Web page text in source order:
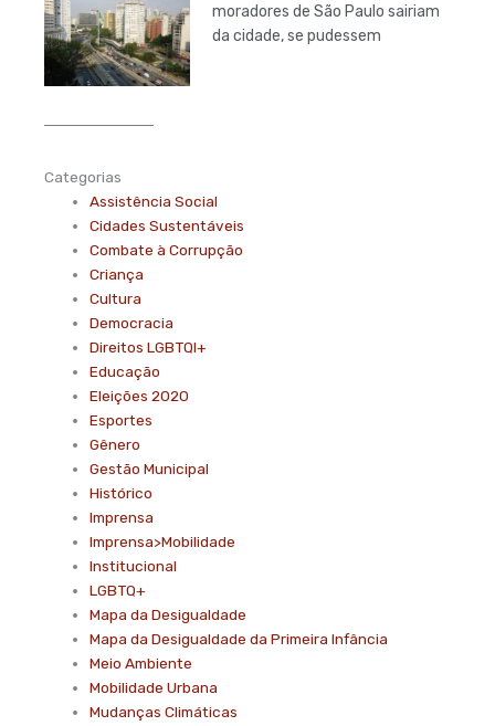
moradores de São Paulo sairiam
da cidade, se pudessem
Categorias
Assistência Social
Cidades Sustentáveis
Combate à Corrupção
Criança
Cultura
Democracia
Direitos LGBTQI+
Educação
Eleições 2020
Esportes
Gênero
Gestão Municipal
Histórico
Imprensa
Imprensa>Mobilidade
Institucional
LGBTQ+
Mapa da Desigualdade
Mapa da Desigualdade da Primeira Infância
Meio Ambiente
Mobilidade Urbana
Mudanças Climáticas